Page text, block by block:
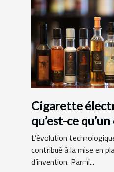
Cigarette
qu’est-ce
L’évolution
contribué à la mise en
d’invention. Parmi...